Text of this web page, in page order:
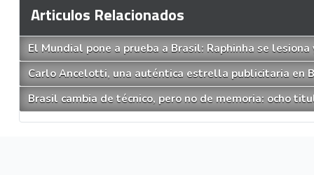
Articulos Relacionados
El Mundial pone a prueba a Brasil: Raphinha se
Carlo Ancelotti, una auténtica estrella publicitaria en
Brasil cambia de técnico, pero no de memoria: ocho